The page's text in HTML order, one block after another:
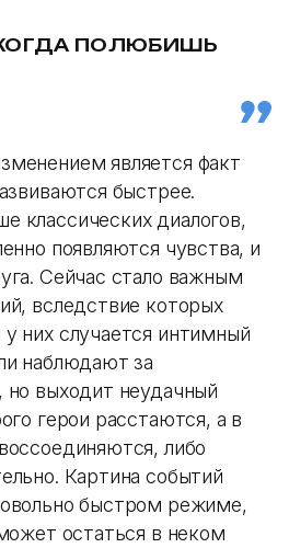
ПОЛЮБИШЬ
является факт
быстрее.
классических диалогов,
появляются чувства, и
Сейчас стало важным
вследствие которых
них случается интимный
наблюдают за
выходит неудачный
герои расстаются, а в
либо
Картина событий
быстром режиме,
остаться в неком